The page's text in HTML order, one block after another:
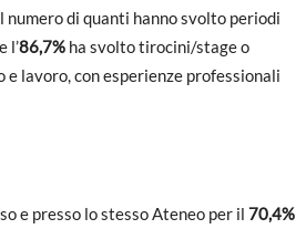
di quanti hanno svolto periodi
l’86,7% ha svolto tirocini/stage o
e lavoro, con esperienze professionali
e presso lo stesso Ateneo per il 70,4%